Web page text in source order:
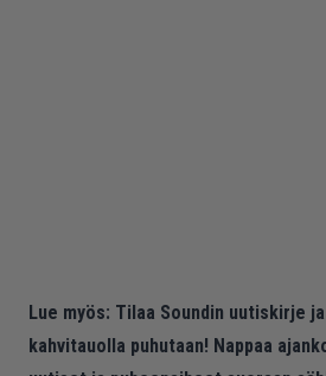
Lue myös: Tilaa Soundin uutiskirje
kahvitauolla puhutaan! Nappaa